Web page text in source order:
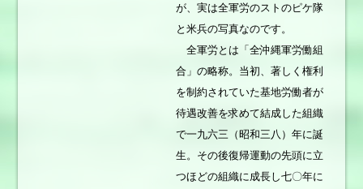
が、実は全軍労のストのピケ隊
と米兵の写真なのです。
全軍労とは「全沖縄軍労働組
合」の略称。当初、著しく権利
を制約されていた基地労働者が
待遇改善を求めて結成した組織
で一九六三（昭和三八）年に誕
生。その後復帰運動の先頭に立
つほどの組織に成長し七〇年に